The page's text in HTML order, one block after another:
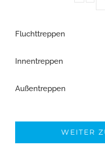
Fluchttreppen
Innentreppen
Außentreppen
WEITER